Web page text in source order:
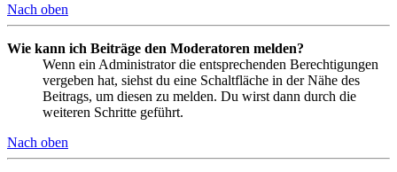
Nach oben
Wie kann ich Beiträge den Moderatoren melden?
Wenn ein Administrator die entsprechenden Berechtigungen
vergeben hat, siehst du eine Schaltfläche in der Nähe des
Beitrags, um diesen zu melden. Du wirst dann durch die
weiteren Schritte geführt.
Nach oben